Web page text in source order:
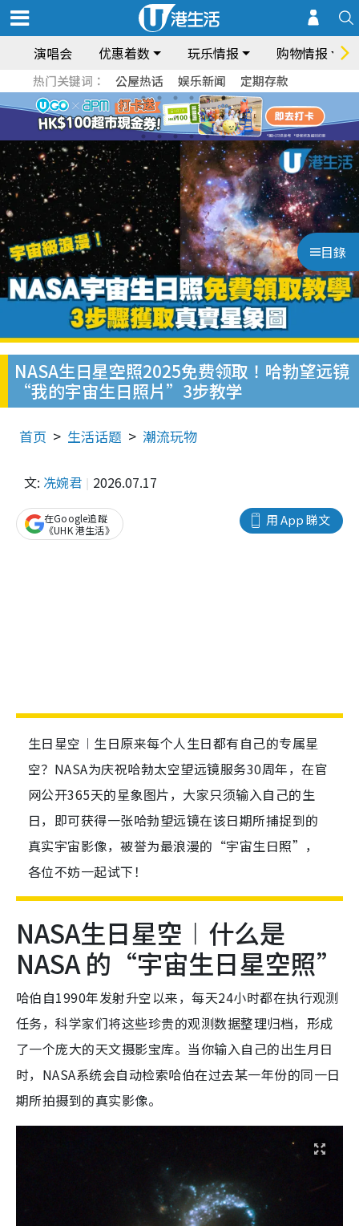
演唱会 优惠着数 玩乐情报 购物情报
热门关键词： 公屋热话 娱乐新闻 定期存款
目錄
NASA生日星空照2025免费领取！哈勃望远镜
“我的宇宙生日照片”3步教学
首页 生活话题 潮流玩物
文: 冼婉君 2026.07.17
用 App 睇文
在Google追蹤
《UHK 港生活》
生日星空︱生日原来每个人生日都有自己的专属星
空？NASA为庆祝哈勃太空望远镜服务30周年，在官
网公开365天的星象图片，大家只须输入自己的生
日，即可获得一张哈勃望远镜在该日期所捕捉到的
真实宇宙影像，被誉为最浪漫的“宇宙生日照”，
各位不妨一起试下！
NASA生日星空︱什么是
NASA 的“宇宙生日星空照”
哈伯自1990年发射升空以来，每天24小时都在执行观测
任务，科学家们将这些珍贵的观测数据整理归档，形成
了一个庞大的天文摄影宝库。当你输入自己的出生月日
时，NASA系统会自动检索哈伯在过去某一年份的同一日
期所拍摄到的真实影像。